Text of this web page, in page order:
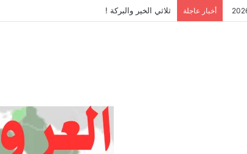
أخبار عاجلة ثلاثي الخير والبركة !